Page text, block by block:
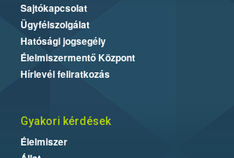
Sajtókapcsolat
Ügyfélszolgálat
Hatósági jogsegély
Élelmiszermentő Központ
Hírlevél feliratkozás
Gyakori kérdések
Élelmiszer